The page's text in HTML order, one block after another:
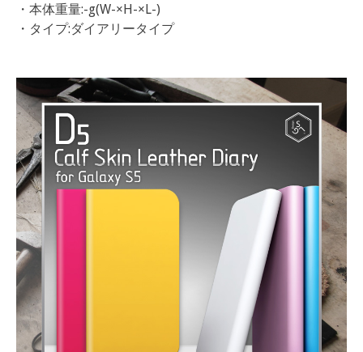
・本体重量:-g(W-×H-×L-)
・タイプ:ダイアリータイプ